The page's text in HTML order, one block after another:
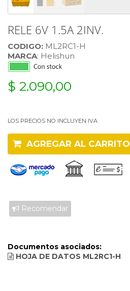
RELE 6V 1.5A 2INV.
CODIGO: ML2RC1-H
MARCA: Helishun
$ 2.090,00
LOS PRECIOS NO INCLUYEN IVA
AGREGAR AL CARRITO
Recomendar
Documentos asociados:
HOJA DE DATOS ML2RC1-H